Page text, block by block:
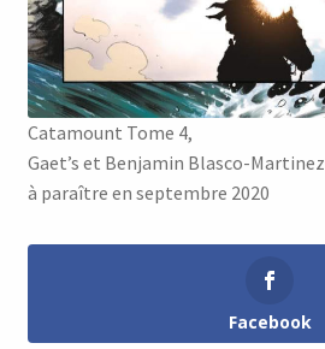
Catamount Tome 4,
Gaet’s et Benjamin Blasco-Martinez
à paraître en septembre 2020
Facebook